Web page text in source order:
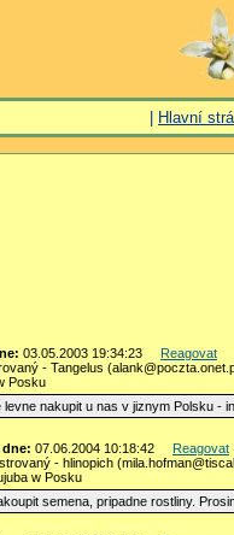
Hlavní
03.05.2003 19:34:23 Reagovat
- Tangelus
Posku
levne nakupit u nas v jiznym Polsku -
dne: 07.06.2004 10:18:42 Reagovat
- hlinopich
w Posku
semena, pripadne rostliny.